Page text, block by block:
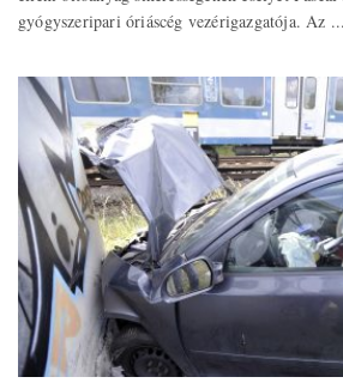
gyógyszeripari óriáscég vezérigazgatója. Az ...